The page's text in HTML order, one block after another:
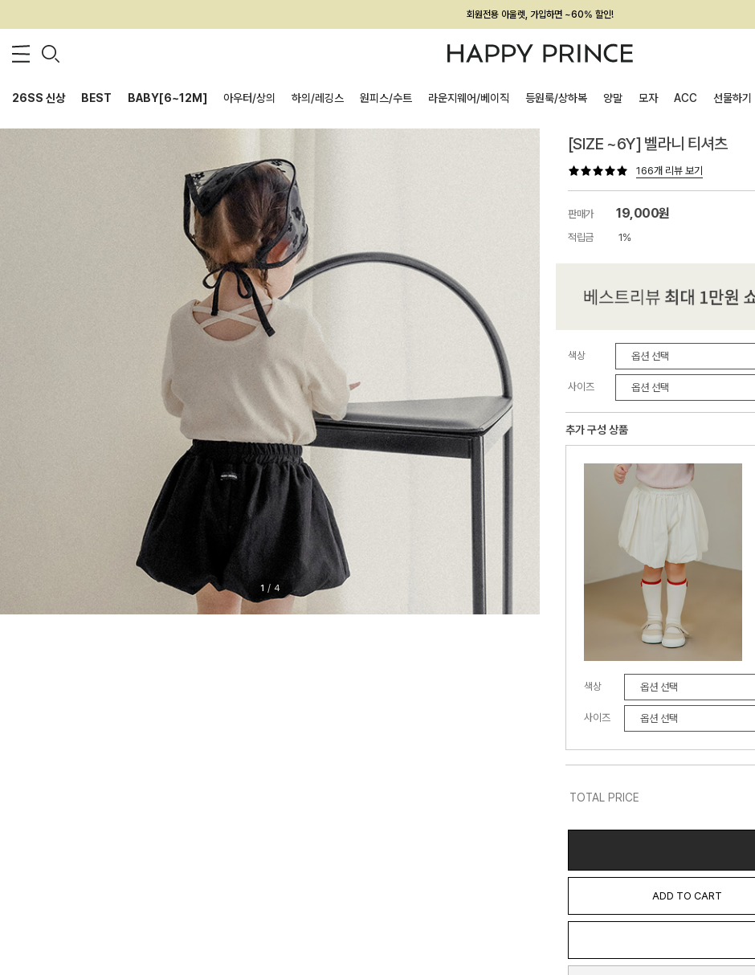
회원전용 아울렛, 가입하면 ~60% 할인!
멤버십 최대 28,000원 혜택
26SS 신상 BEST BABY[6~12M] 아우터/상의 하의/레깅스 원피스/수트 라운지웨어/베이직 등원룩/상하복 양말 모자 ACC 선물하기
1 / 4
[SIZE ~6Y] 벨라니 티셔츠
166개 리뷰 보기
판매가 19,000원
적립금 1%
색상
사이즈
추가 구성 상품
색상
사이즈
TOTAL PRICE
ADD TO CART